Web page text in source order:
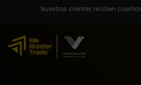
Nuestros clientes reciben